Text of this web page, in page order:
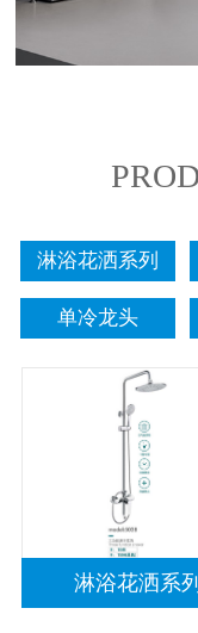
淋浴花洒系列
单冷龙头
淋浴花洒系列